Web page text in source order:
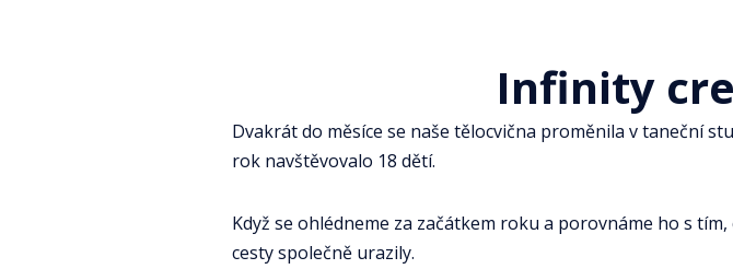
Infinity
Dvakrát do měsíce se naše tělocvična proměnila v taneční
rok navštěvovalo 18 dětí.
Když se ohlédneme za začátkem roku a porovnáme ho s
cesty společně urazily.